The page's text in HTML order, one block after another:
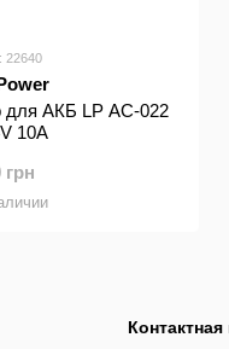
22640
для АКБ LP AC-022
10A
грн